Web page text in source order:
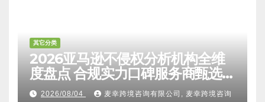
其它分类
2026亚马逊不侵权分析机构全维
度盘点 合规实力口碑服务商甄选
附跨境卖家避坑FAQ全指南
2026/08/04 麦幸跨境咨询有限公司, 麦幸跨境咨询